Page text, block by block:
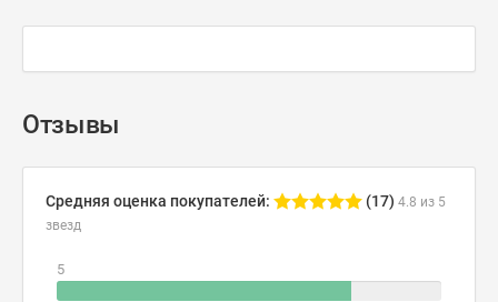
Отзывы
Средняя оценка покупателей: (17) 4.8 из 5
звезд
5